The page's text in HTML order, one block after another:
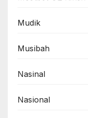
Mudik
Musibah
Nasinal
Nasional